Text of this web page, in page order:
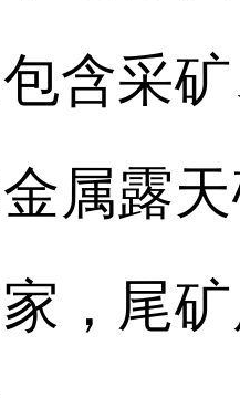
含采
属露
，尾